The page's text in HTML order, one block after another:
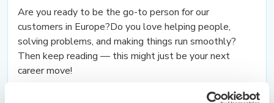
Are you ready to be the go-to person for our
customers in Europe?Do you love helping people,
solving problems, and making things run smoothly?
Then keep reading — this might just be your next
career move!